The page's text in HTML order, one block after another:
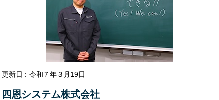
更新日：令和７年３月19日
四恩システム株式会社
株式会社ポーシャ
株式会社PRUM
株式会社MAYA STAFFING
株式会社アイレップ